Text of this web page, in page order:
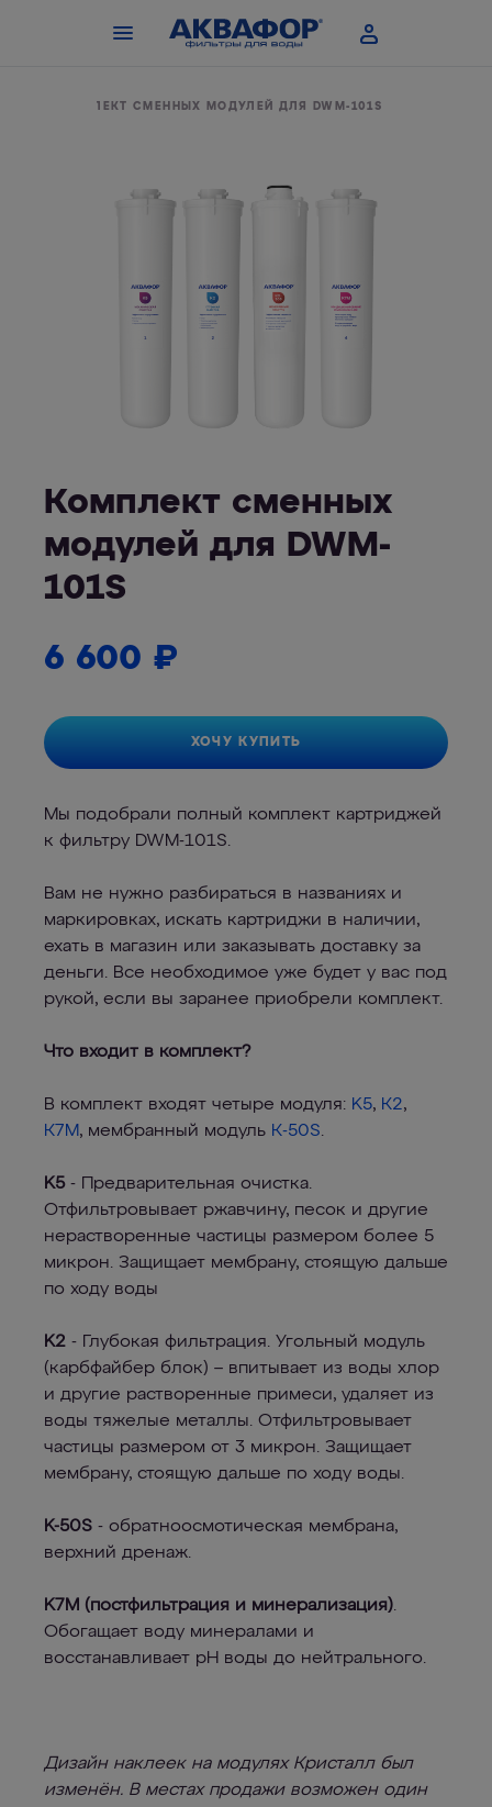
КОМПЛЕКТ СМЕННЫХ МОДУЛЕЙ ДЛЯ DWM-101S
Комплект сменных
модулей для DWM-
101S
6 600 ₽
ХОЧУ КУПИТЬ
Мы подобрали полный комплект картриджей
к фильтру DWM-101S.
Вам не нужно разбираться в названиях и
маркировках, искать картриджи в наличии,
ехать в магазин или заказывать доставку за
деньги. Все необходимое уже будет у вас под
рукой, если вы заранее приобрели комплект.
Что входит в комплект?
В комплект входят четыре модуля: K5, К2,
К7M, мембранный модуль К-50S.
K5- Предварительная очистка.
Отфильтровывает ржавчину, песок и другие
нерастворенные частицы размером более 5
микрон. Защищает мембрану, стоящую дальше
по ходу воды
K2 - Глубокая фильтрация. Угольный модуль
(карбфайбер блок) – впитывает из воды хлор
и другие растворенные примеси, удаляет из
воды тяжелые металлы. Отфильтровывает
частицы размером от 3 микрон. Защищает
мембрану, стоящую дальше по ходу воды.
K-50S - обратноосмотическая мембрана,
верхний дренаж.
K7M (постфильтрация и минерализация).
Обогащает воду минералами и
восстанавливает pH воды до нейтрального.
Дизайн наклеек на модулях Кристалл был
изменён. В местах продажи возможен один